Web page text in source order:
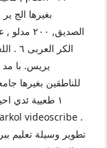
الصديق,
۱ طعيية ئدي